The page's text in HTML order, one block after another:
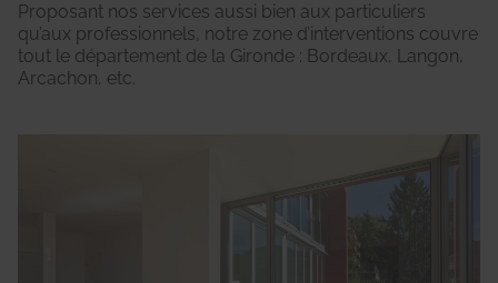
Proposant nos services aussi bien aux particuliers
qu’aux professionnels, notre zone d’interventions couvre
tout le département de la Gironde : Bordeaux, Langon,
Arcachon, etc.